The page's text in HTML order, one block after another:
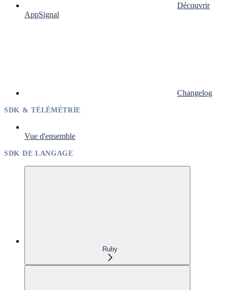
Découvrir
AppSignal
Changelog
SDK & TÉLÉMÉTRIE
Vue d'ensemble
SDK DE LANGAGE
Ruby